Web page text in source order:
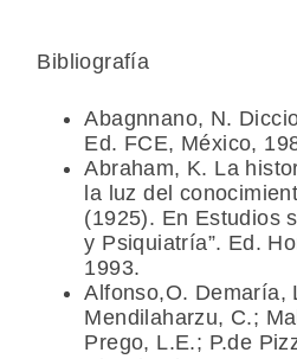
Bibliografía
Abagnnano, N.
Ed. FCE, México,
Abraham, K. La
la luz del
(1925). En Estudios
y Psiquiatría”. Ed.
1993.
Alfonso,O. Demaría,
Mendilaharzu, C.;
Prego, L.E.; P.de